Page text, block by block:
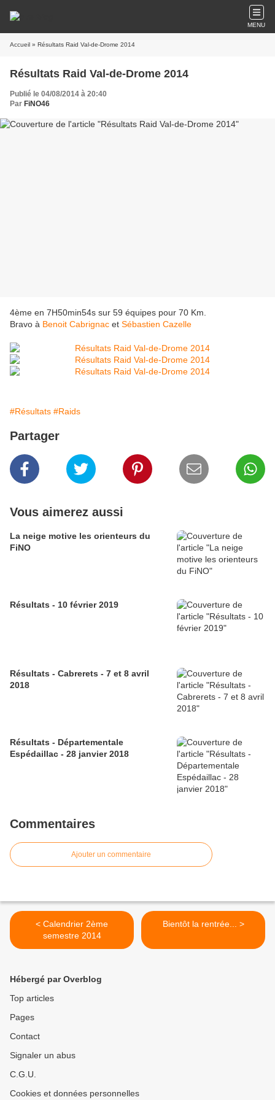
MENU
Accueil » Résultats Raid Val-de-Drome 2014
Résultats Raid Val-de-Drome 2014
Publié le 04/08/2014 à 20:40
Par FiNO46
4ème en 7H50min54s sur 59 équipes pour 70 Km.
Bravo à Benoit Cabrignac et Sébastien Cazelle
#Résultats #Raids
Partager
Vous aimerez aussi
La neige motive les orienteurs du
FiNO
Résultats - 10 février 2019
Résultats - Cabrerets - 7 et 8 avril
2018
Résultats - Départementale
Espédaillac - 28 janvier 2018
Commentaires
Ajouter un commentaire
< Calendrier 2ème
semestre 2014
Bientôt la rentrée... >
Hébergé par Overblog
Top articles
Pages
Contact
Signaler un abus
C.G.U.
Cookies et données personnelles